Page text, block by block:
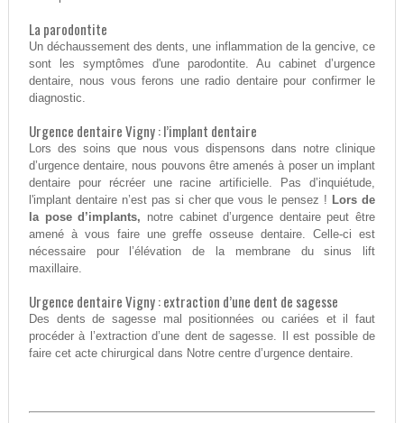
La parodontite
Un déchaussement des dents, une inflammation de la gencive, ce
sont les symptômes d'une parodontite. Au cabinet d’urgence
dentaire, nous vous ferons une radio dentaire pour confirmer le
diagnostic.
Urgence dentaire Vigny : l’implant dentaire
Lors des soins que nous vous dispensons dans notre clinique
d’urgence dentaire, nous pouvons être amenés à poser un implant
dentaire pour récréer une racine artificielle. Pas d’inquiétude,
l'implant dentaire n’est pas si cher que vous le pensez ! Lors de
la pose d’implants, notre cabinet d’urgence dentaire peut être
amené à vous faire une greffe osseuse dentaire. Celle-ci est
nécessaire pour l’élévation de la membrane du sinus lift
maxillaire.
Urgence dentaire Vigny : extraction d’une dent de sagesse
Des dents de sagesse mal positionnées ou cariées et il faut
procéder à l’extraction d’une dent de sagesse. Il est possible de
faire cet acte chirurgical dans Notre centre d’urgence dentaire.